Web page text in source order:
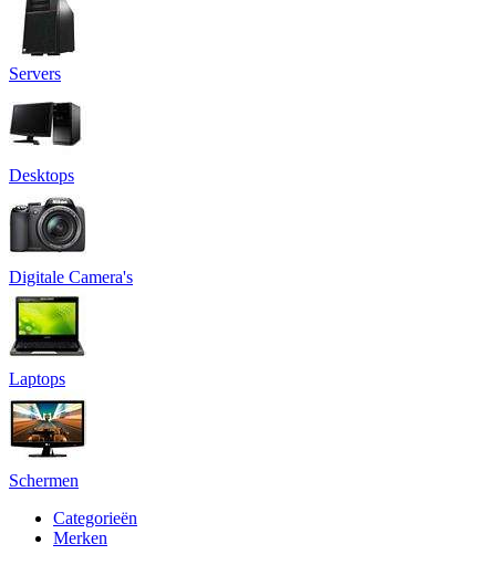
Servers
Desktops
Digitale Camera's
Laptops
Schermen
Categorieën
Merken